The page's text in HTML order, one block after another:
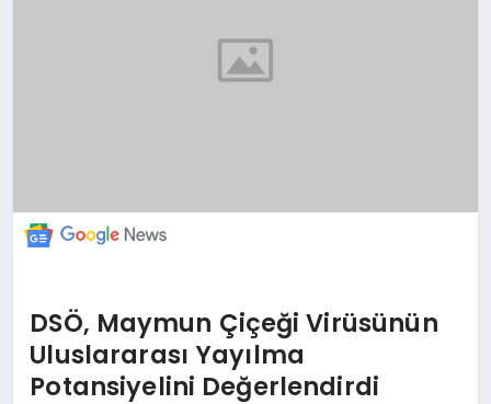
DSÖ, Maymun Çiçeği Virüsünün
Uluslararası Yayılma
Potansiyelini Değerlendirdi